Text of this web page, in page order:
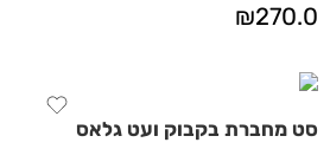
₪270.0
סט מחברת בקבוק ועט גלאס